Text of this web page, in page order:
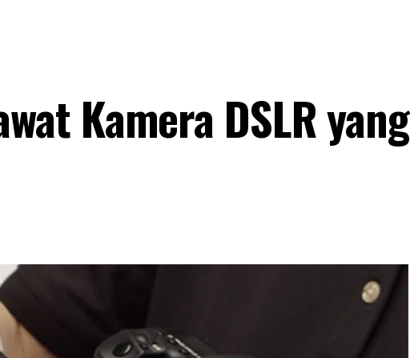
Kamera DSLR yang